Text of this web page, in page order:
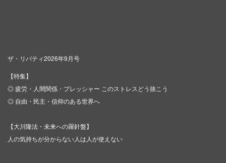
ザ・リバティ2026年9月号
【特集】
◎ 疲労・人間関係・プレッシャー このストレスどう抜こう
◎ 自由・民主・信仰のある世界へ
【大川隆法・未来への羅針盤】
人の気持ちが分からない人は人が使えない